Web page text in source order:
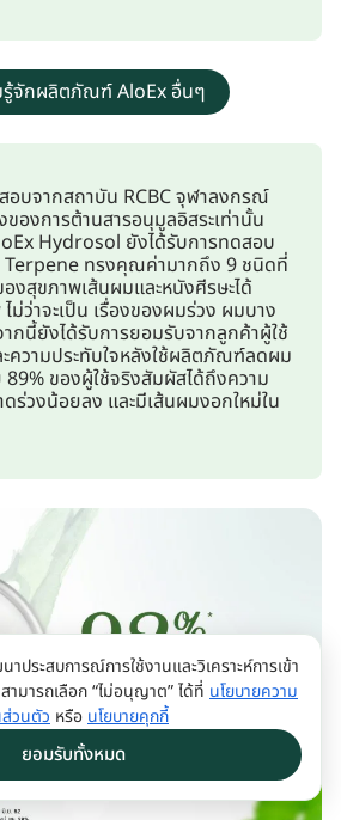
รู้จักผลิตภัณฑ์ AloEx อื่นๆ
อบจากสถาบัน RCBC จุฬาลงกรณ์
ของการต้านสารอนุมูลอิสระเท่านั้น
Hydrosol ยังได้รับการทดสอบ
Terpene ทรงคุณค่ามากถึง 9 ชนิดที่
งสุขภาพเส้นผมและหนังศีรษะได้
ม่ว่าจะเป็น เรื่องของผมร่วง ผมบาง
กนี้ยังได้รับการยอมรับจากลูกค้าผู้ใช้
ความประทับใจหลังใช้ผลิตภัณฑ์ลดผม
89% ของผู้ใช้จริงสัมผัสได้ถึงความ
ร่วงน้อยลง และมีเส้นผมงอกใหม่ใน
ประสบการณ์การใช้งานและวิเคราะห์การเข้า
มารถเลือก “ไม่อนุญาต” ได้ที่ นโยบายความ
ส่วนตัว หรือ นโยบายคุกกี้
ยอมรับทั้งหมด